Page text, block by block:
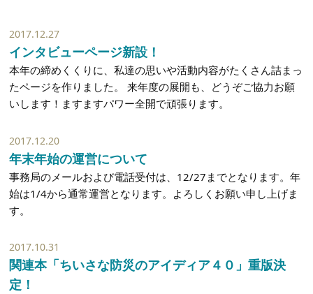
2017.12.27
インタビューページ新設！
本年の締めくくりに、私達の思いや活動内容がたくさん詰まっ
たページを作りました。 来年度の展開も、どうぞご協力お願
いします！ますますパワー全開で頑張ります。
2017.12.20
年末年始の運営について
事務局のメールおよび電話受付は、12/27までとなります。年
始は1/4から通常運営となります。よろしくお願い申し上げま
す。
2017.10.31
関連本「ちいさな防災のアイディア４０」重版決
定！